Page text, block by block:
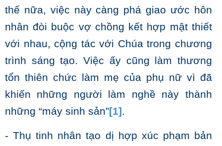
thế nữa, việc này càng phá giao ước hôn
nhân đòi buộc vợ chồng kết hợp mật thiết
với nhau, cộng tác với Chúa trong chương
trình sáng tạo. Việc ấy cũng làm thương
tổn thiên chức làm mẹ của phụ nữ vì đã
khiến những người làm nghề này thành
những “máy sinh sản”[1].
- Thụ tinh nhân tạo dị hợp xúc phạm bản